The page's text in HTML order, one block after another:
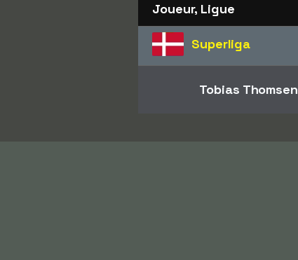
Joueur, Ligue
Superliga
Tobias Thomsen